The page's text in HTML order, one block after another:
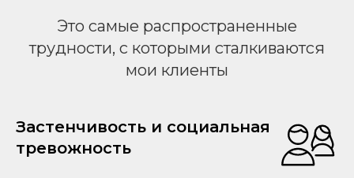
Это самые распространенные
трудности, с которыми сталкиваются
мои клиенты
Застенчивость и социальная
тревожность